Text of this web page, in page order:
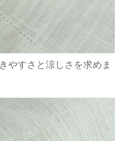
やすさと涼しさを求めま